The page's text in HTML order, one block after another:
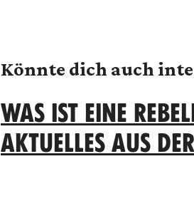
Könnte dich auch
WAS IST EINE
AKTUELLES AUS